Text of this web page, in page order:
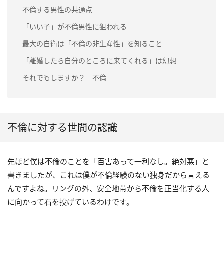
不倫する男性の共通点
「いい子」が不倫男性に狙われる
最大の自衛は「不倫の非生産性」を知ること
「離婚したら自分のところに来てくれる」は幻想
それでもしますか？ 不倫
不倫に対する世間の認識
先ほど僕は不倫のことを「百害あって一利なし。絶対悪」と
書きましたが、これは僕が不倫経験のない独身だから言える
んですよね。リングの外、安全地帯から不倫を正当化する人
に向かって石を投げているわけです。